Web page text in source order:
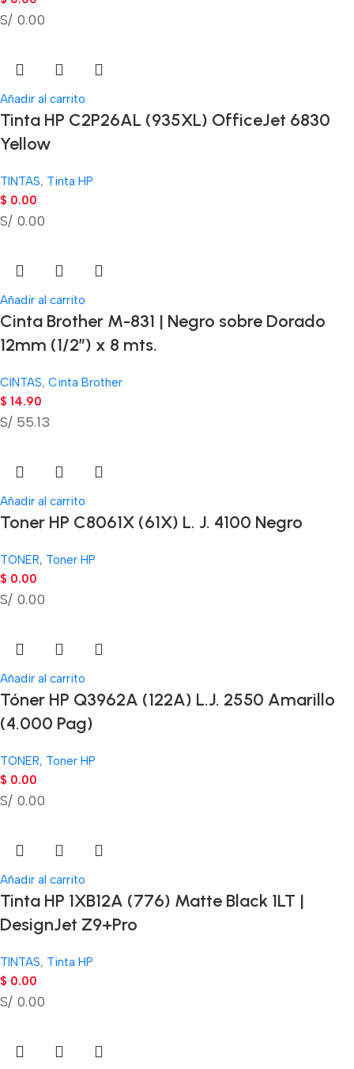
S/ 0.00
Añadir al carrito
Tinta HP C2P26AL (935XL) OfficeJet 6830
Yellow
TINTAS, Tinta HP
$ 0.00
S/ 0.00
Añadir al carrito
Cinta Brother M-831 | Negro sobre Dorado
12mm (1/2″) x 8 mts.
CINTAS, Cinta Brother
$ 14.90
S/ 55.13
Añadir al carrito
Toner HP C8061X (61X) L. J. 4100 Negro
TONER, Toner HP
$ 0.00
S/ 0.00
Añadir al carrito
Tóner HP Q3962A (122A) L.J. 2550 Amarillo
(4.000 Pag)
TONER, Toner HP
$ 0.00
S/ 0.00
Añadir al carrito
Tinta HP 1XB12A (776) Matte Black 1LT |
DesignJet Z9+Pro
TINTAS, Tinta HP
$ 0.00
S/ 0.00